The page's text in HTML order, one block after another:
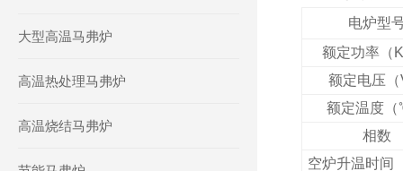
大型高温马弗炉
高温热处理马弗炉
高温烧结马弗炉
电炉型
额定功率（
额定电压
额定温度
相数
空炉升温时间